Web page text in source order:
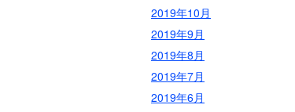
2019年10月
2019年9月
2019年8月
2019年7月
2019年6月